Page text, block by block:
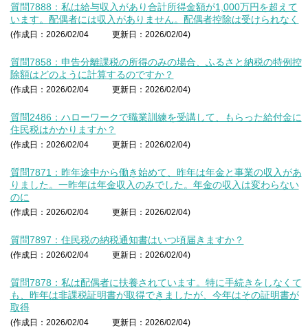
質問7888：私は給与収入があり合計所得金額が1,000万円を超えて
います。配偶者には収入がありません。配偶者控除は受けられなく
(作成日：2026/02/04 更新日：2026/02/04)
質問7858：申告分離課税の所得のみの場合、ふるさと納税の特例控
除額はどのように計算するのですか？
(作成日：2026/02/04 更新日：2026/02/04)
質問2486：ハローワークで職業訓練を受講して、もらった給付金に
住民税はかかりますか？
(作成日：2026/02/04 更新日：2026/02/04)
質問7871：昨年途中から働き始めて、昨年は年金と事業の収入があ
りました。一昨年は年金収入のみでした。年金の収入は変わらない
のに
(作成日：2026/02/04 更新日：2026/02/04)
質問7897：住民税の納税通知書はいつ頃届きますか？
(作成日：2026/02/04 更新日：2026/02/04)
質問7878：私は配偶者に扶養されています。特に手続きをしなくて
も、昨年は非課税証明書が取得できましたが、今年はその証明書が
取得
(作成日：2026/02/04 更新日：2026/02/04)